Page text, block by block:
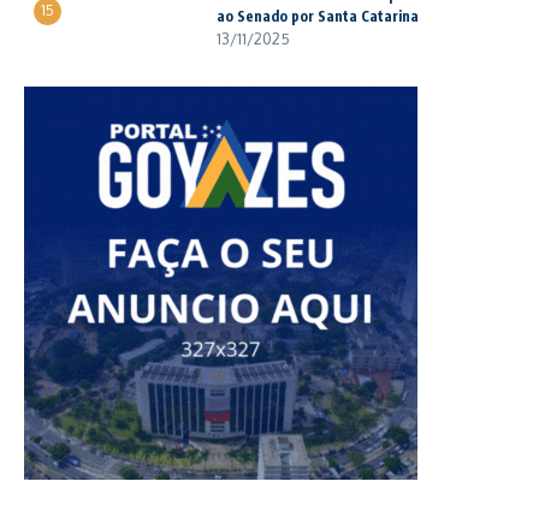
15
ao Senado por Santa Catarina
13/11/2025